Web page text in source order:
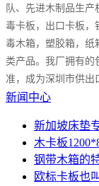
队、先进木制品生
毒卡板，出口卡板，
毒木箱，塑胶箱，纸
类产品。我厂拥有的
准，成为深圳市供出
新闻中心
新加坡床垫
木卡板
钢带木箱的
欧标卡板也